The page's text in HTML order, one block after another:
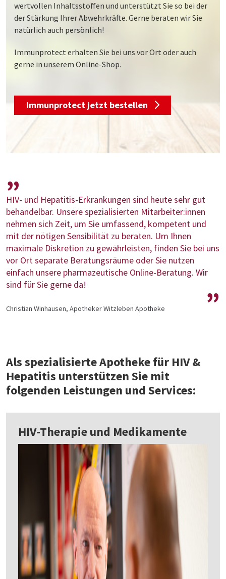
wertvollen Inhaltsstoffen und unterstützt Sie so bei der
der Stärkung Ihrer Abwehrkräfte. Gerne beraten wir Sie
natürlich auch persönlich!
Immunprotect erhalten Sie bei uns vor Ort oder auch
gerne in unserem Online-Shop.
Immunprotect jetzt bestellen
HIV- und Hepatitis-Erkrankungen sind heute sehr gut
behandelbar. Unsere spezialisierten Mitarbeiter:innen
nehmen sich Zeit, um Sie umfassend, kompetent und
mit der nötigen Sensibilität zu beraten. Um Ihnen
maximale Diskretion zu gewährleisten, finden Sie bei uns
vor Ort separate Beratungsräume oder Sie nutzen
einfach unsere pharmazeutische Online-Beratung. Wir
sind für Sie gerne da!
Christian Winhausen, Apotheker Witzleben Apotheke
Als spezialisierte Apotheke für HIV &
Hepatitis unterstützen Sie mit
folgenden Leistungen und Services:
HIV-Therapie und Medikamente